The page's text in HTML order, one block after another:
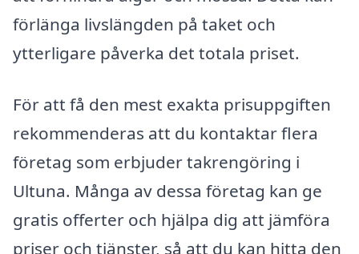
förlänga livslängden på taket och
ytterligare påverka det totala priset.
För att få den mest exakta prisuppgiften
rekommenderas att du kontaktar flera
företag som erbjuder takrengöring i
Ultuna. Många av dessa företag kan ge
gratis offerter och hjälpa dig att jämföra
priser och tjänster, så att du kan hitta den